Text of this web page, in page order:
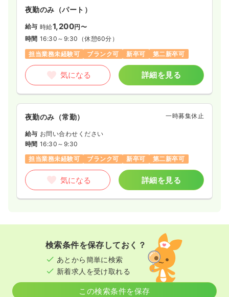
夜勤のみ（パート）
給与 時給1,200円〜
時間 16:30～9:30 （休憩60分）
担当業務未経験可
ブランク可 新卒可 第二新卒可
気になる 詳細を見る
夜勤のみ（常勤） 一時募集休止
給与 お問い合わせください
時間 16:30～9:30
担当業務未経験可
ブランク可 新卒可 第二新卒可
気になる 詳細を見る
検索条件を保存しておく？
あとから簡単に検索
新着求人を受け取れる
この検索条件を保存